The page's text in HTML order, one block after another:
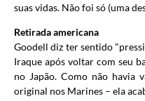
suas vidas. Não foi só (uma
Retirada americana
Goodell diz ter sentido
Iraque após voltar com seu
no Japão. Como não havia
original nos Marines – ela